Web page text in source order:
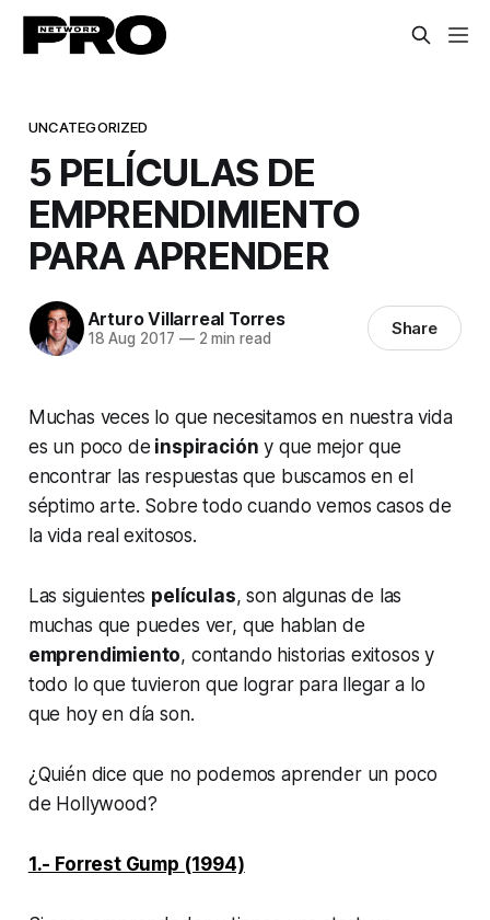
UNCATEGORIZED
5 PELÍCULAS DE
EMPRENDIMIENTO
PARA APRENDER
Arturo Villarreal Torres
18 Aug 2017 —2 min read Share
Muchas veces lo que necesitamos en nuestra vida
es un poco de inspiración y que mejor que
encontrar las respuestas que buscamos en el
séptimo arte. Sobre todo cuando vemos casos de
la vida real exitosos.
Las siguientes películas, son algunas de las
muchas que puedes ver, que hablan de
emprendimiento, contando historias exitosos y
todo lo que tuvieron que lograr para llegar a lo
que hoy en día son.
¿Quién dice que no podemos aprender un poco
de Hollywood?
1.- Forrest Gump (1994)